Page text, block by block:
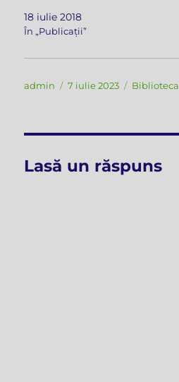
18 iulie 2018
În „Publicații”
Autor
admin
Publicat
7 iulie 2023 Categorii
Biblioteca
Lasă un răspuns